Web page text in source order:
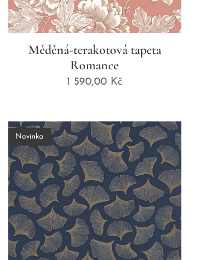
Měděná-terakotová tapeta
Romance
1 590,00 Kč
Novinka